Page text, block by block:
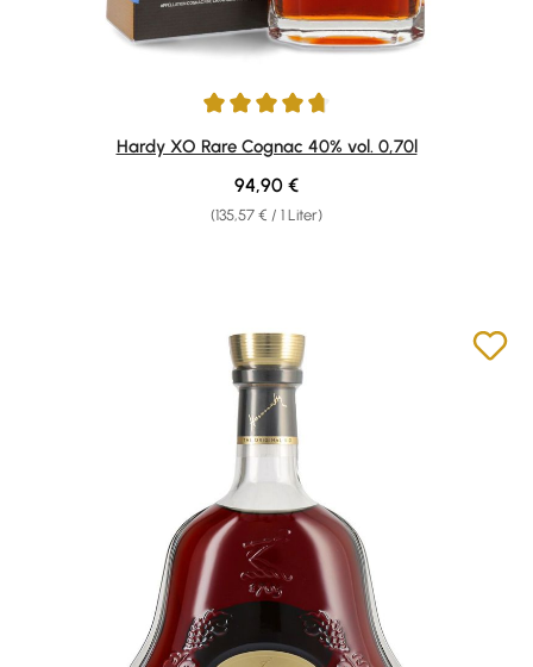
Durchschnittliche Bewertung von 4.8 von 5 Sternen
Hardy XO Rare Cognac 40% vol. 0,70l
(135,57 € / 1 Liter)
Regulärer Preis:
94,90 €